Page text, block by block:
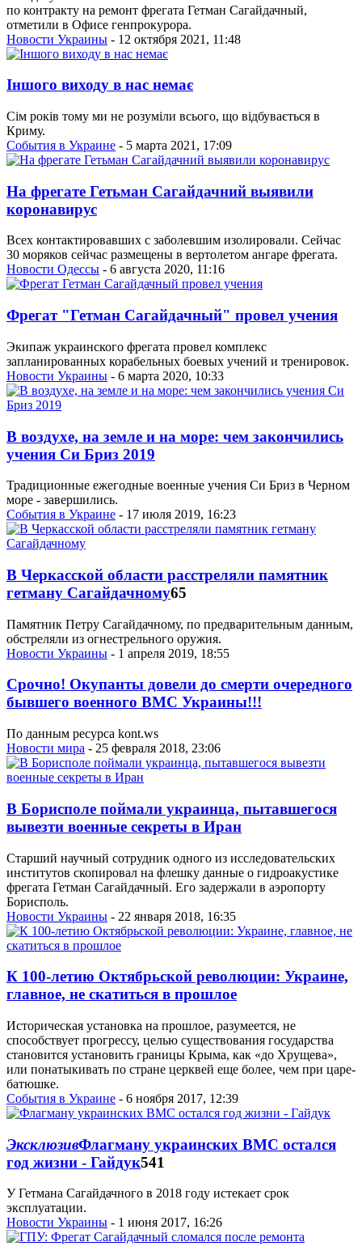
по контракту на ремонт фрегата Гетман Сагайдачный,
отметили в Офисе генпрокурора.
Новости Украины - 12 октября 2021, 11:48
Іншого виходу в нас немає
Сім років тому ми не розуміли всього, що відбувається в
Криму.
События в Украине - 5 марта 2021, 17:09
На фрегате Гетьман Сагайдачний выявили
коронавирус
Всех контактировавших с заболевшим изолировали. Сейчас
30 моряков сейчас размещены в вертолетом ангаре фрегата.
Новости Одессы - 6 августа 2020, 11:16
Фрегат "Гетман Сагайдачный" провел учения
Экипаж украинского фрегата провел комплекс
запланированных корабельных боевых учений и тренировок.
Новости Украины - 6 марта 2020, 10:33
В воздухе, на земле и на море: чем закончились
учения Си Бриз 2019
Традиционные ежегодные военные учения Си Бриз в Черном
море - завершились.
События в Украине - 17 июля 2019, 16:23
В Черкасской области расстреляли памятник
гетману Сагайдачному65
Памятник Петру Сагайдачному, по предварительным данным,
обстреляли из огнестрельного оружия.
Новости Украины - 1 апреля 2019, 18:55
Срочно! Окупанты довели до смерти очередного
бывшего военного ВМС Украины!!!
По данным ресурса kont.ws
Новости мира - 25 февраля 2018, 23:06
В Борисполе поймали украинца, пытавшегося
вывезти военные секреты в Иран
Старший научный сотрудник одного из исследовательских
институтов скопировал на флешку данные о гидроакустике
фрегата Гетман Сагайдачный. Его задержали в аэропорту
Борисполь.
Новости Украины - 22 января 2018, 16:35
К 100-летию Октябрьской революции: Украине,
главное, не скатиться в прошлое
Историческая установка на прошлое, разумеется, не
способствует прогрессу, целью существования государства
становится установить границы Крыма, как «до Хрущева»,
или понатыкивать по стране церквей еще более, чем при царе-
батюшке.
События в Украине - 6 ноября 2017, 12:39
ЭксклюзивФлагману украинских ВМС остался
год жизни - Гайдук541
У Гетмана Сагайдачного в 2018 году истекает срок
эксплуатации.
Новости Украины - 1 июня 2017, 16:26